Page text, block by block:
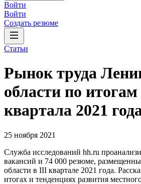
Войти
Войти
Создать резюме
Статьи
Рынок труда
области по
квартала 2021
25 ноября 2021
Служба исследований hh.ru
вакансий и 74 000 резюме,
области в III квартале 2021 года.
итогах и тенденциях развития